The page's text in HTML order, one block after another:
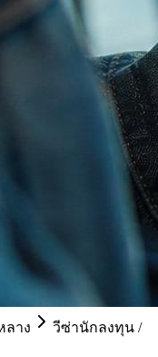
ลาง
วีซ่านักลงทุน /